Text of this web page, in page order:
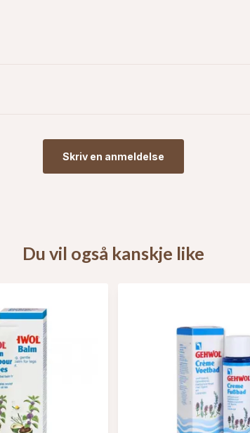
Skriv en anmeldelse
Du vil også kanskje like